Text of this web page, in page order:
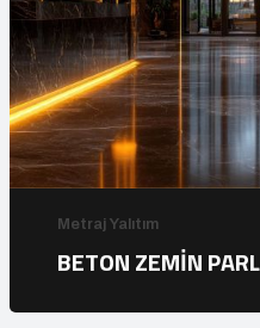
Metraj Yalıtım
BETON ZEMİN